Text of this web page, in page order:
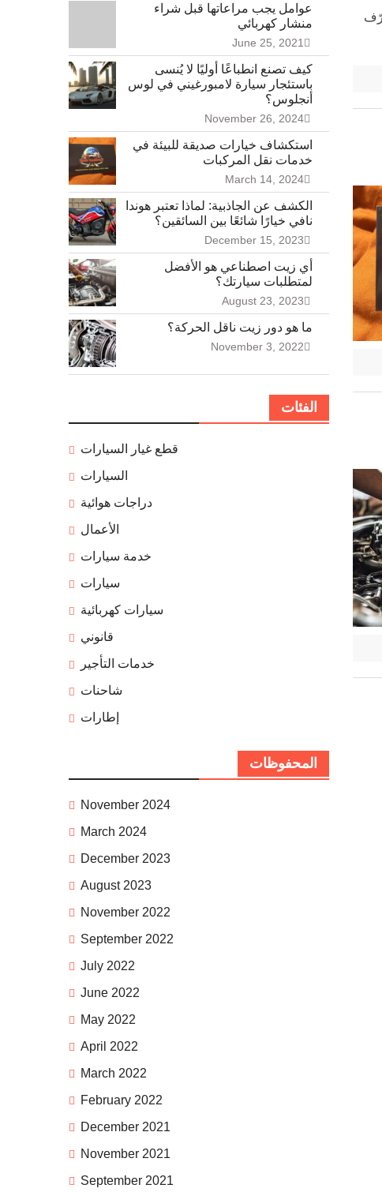
عوامل يجب مراعاتها قبل شراء
منشار كهربائي
June 25, 2021
كيف تصنع انطباعًا أوليًا لا يُنسى
باستئجار سيارة لامبورغيني في لوس
أنجلوس؟
November 26, 2024
استكشاف خيارات صديقة للبيئة في
خدمات نقل المركبات
March 14, 2024
الكشف عن الجاذبية: لماذا تعتبر هوندا
نافي خيارًا شائعًا بين السائقين؟
December 15, 2023
أي زيت اصطناعي هو الأفضل
لمتطلبات سيارتك؟
August 23, 2023
ما هو دور زيت ناقل الحركة؟
November 3, 2022
الفئات
قطع غيار السيارات
السيارات
دراجات هوائية
الأعمال
خدمة سيارات
سيارات
سيارات كهربائية
قانوني
خدمات التأجير
شاحنات
إطارات
المحفوظات
November 2024
March 2024
December 2023
August 2023
November 2022
September 2022
July 2022
June 2022
May 2022
April 2022
March 2022
February 2022
December 2021
November 2021
September 2021